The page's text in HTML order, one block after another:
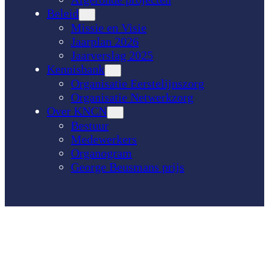
Beleid
Missie en Visie
Jaarplan 2026
Jaarverslag 2025
Kennisbank
Organisatie Eerstelijnszorg
Organisatie Netwerkzorg
Over KNCN
Bestuur
Medewerkers
Organogram
George Beusmans prijs